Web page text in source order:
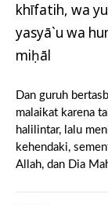
khīfatih, wa
yasyā`u wa
miḥāl
Dan guruh
malaikat karena
halilintar, lalu
kehendaki,
Allah, dan Dia